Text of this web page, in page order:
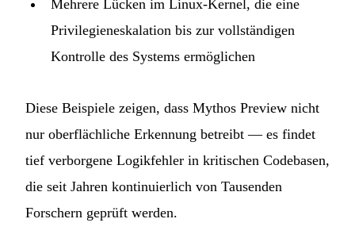
Mehrere Lücken im Linux-Kernel, die eine
Privilegieneskalation bis zur vollständigen
Kontrolle des Systems ermöglichen
Diese Beispiele zeigen, dass Mythos Preview nicht
nur oberflächliche Erkennung betreibt — es findet
tief verborgene Logikfehler in kritischen Codebasen,
die seit Jahren kontinuierlich von Tausenden
Forschern geprüft werden.